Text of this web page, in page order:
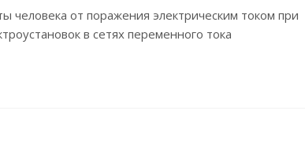
от поражения электрическим током при
в сетях переменного тока